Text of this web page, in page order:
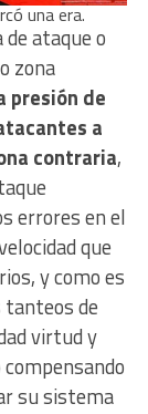
una era.
ataque o
zona
presión de
a
contraria,
errores en el
que
y como es
de
virtud y
su sistema